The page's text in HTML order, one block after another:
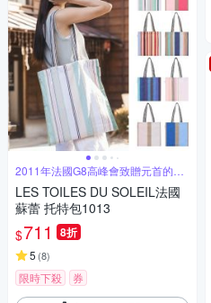
2011年法國G8高峰會致贈元首的禮
LES TOILES DU SOLEIL法國
蘇蕾 托特包1013
$711 8折
5 (8)
限時下殺 券